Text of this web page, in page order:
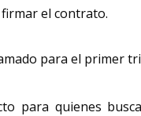
firmar el contrato.
para el primer
para quienes